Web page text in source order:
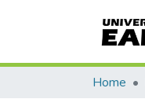
Home